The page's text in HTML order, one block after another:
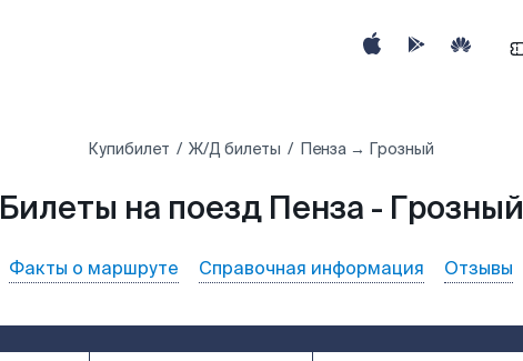
Купибилет Ж/Д билеты Пенза → Грозный
Билеты на поезд Пенза - Грозный
Факты о маршруте Справочная информация Отзывы